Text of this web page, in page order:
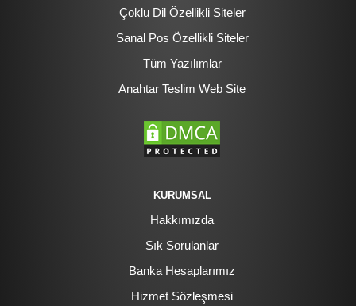
Çoklu Dil Özellikli Siteler
Sanal Pos Özellikli Siteler
Tüm Yazılımlar
Anahtar Teslim Web Site
KURUMSAL
Hakkımızda
Sık Sorulanlar
Banka Hesaplarımız
Hizmet Sözleşmesi